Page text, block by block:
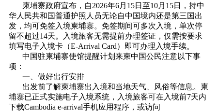
柬埔寨政府宣布，自2026年6月15日至10月15日，持中
华人民共和国普通护照人员无论自中国境内还是第三国出
发，均可免签入境柬埔寨。免签期间可多次入境，单次停
留不超过14天。入境旅客无需提前办理签证，仅需按要求
填写电子入境卡（E-Arrival Card）即可办理入境手续。
中国驻柬埔寨使馆提醒计划来柬中国公民注意以下事
项：
一、做好出行安排
出发前了解柬埔寨出入境和当地天气、风俗等信息。柬
埔寨已正式实施电子入境系统，入境旅客可在入境前7天内
下载Cambodia e-arrival手机应用程序，或访问